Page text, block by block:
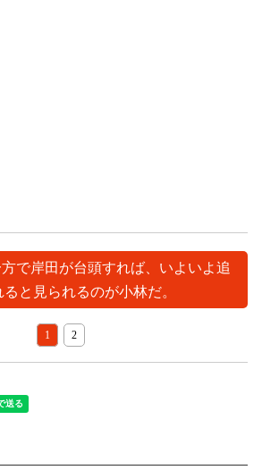
で岸田が台頭すれば、いよいよ追
と見られるのが小林だ。
1 2